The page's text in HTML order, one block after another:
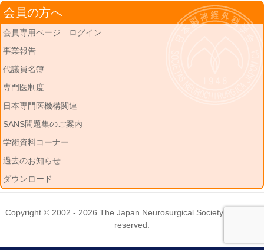
会員の方へ
会員専用ページ ログイン
事業報告
代議員名簿
専門医制度
日本専門医機構関連
SANS問題集のご案内
学術資料コーナー
過去のお知らせ
ダウンロード
Copyright © 2002 - 2026 The Japan Neurosurgical Society. All rights
reserved.